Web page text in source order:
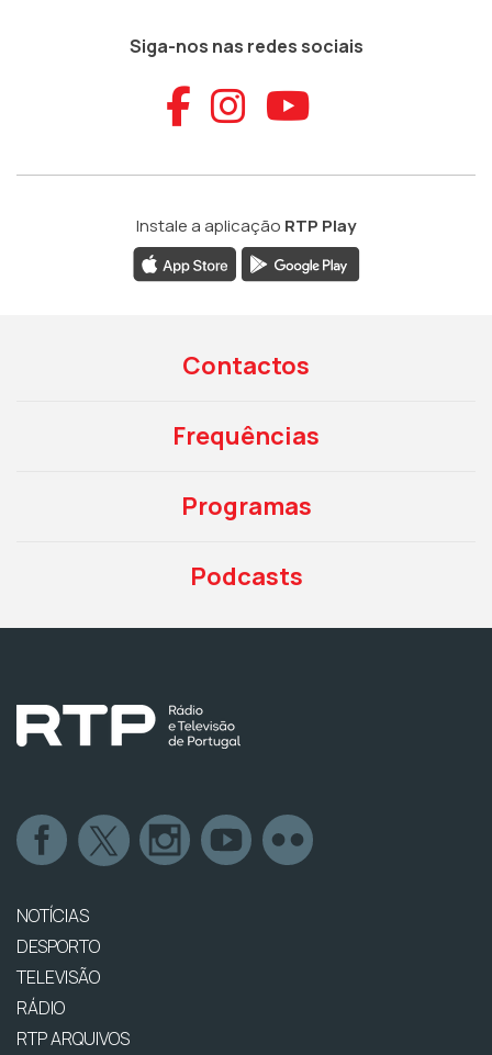
Siga-nos nas redes sociais
Aceder ao
Aceder ao
Aceder
Instale a aplicação RTP Play
Contactos
Frequências
Programas
Podcasts
NOTÍCIAS
DESPORTO
TELEVISÃO
RÁDIO
RTP ARQUIVOS